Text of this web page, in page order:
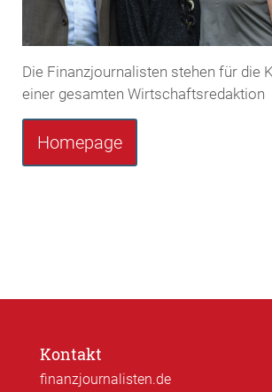
Die Finanzjournalisten stehen für die
einer gesamten Wirtschaftsredaktion
Homepage
Kontakt
finanzjournalisten.de